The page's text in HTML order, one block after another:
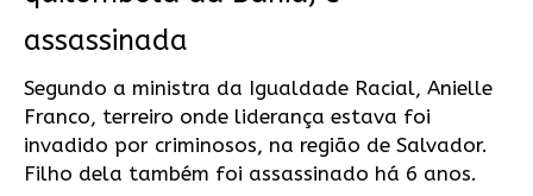
assassinada
Segundo a ministra da Igualdade Racial, Anielle
Franco, terreiro onde liderança estava foi
invadido por criminosos, na região de Salvador.
Filho dela também foi assassinado há 6 anos.